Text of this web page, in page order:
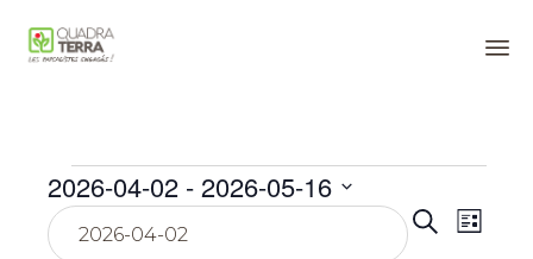
Évènements Recherche
Liste
2026-04-02 - 2026-05-16
Sélectionnez